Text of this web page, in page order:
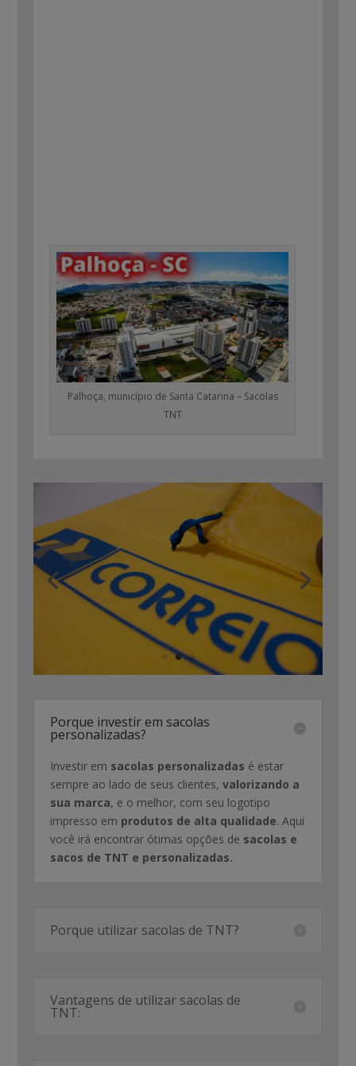
Palhoça, município de Santa Catarina – Sacolas
TNT
Porque investir em sacolas
personalizadas?
Investir em sacolas personalizadas é estar
sempre ao lado de seus clientes,valorizando a
sua marca, e o melhor, com seu logotipo
impresso em produtos de alta qualidade. Aqui
você irá encontrar ótimas opções de sacolas e
sacos de TNT e personalizadas.
Porque utilizar sacolas de TNT?
Vantagens de utilizar sacolas de
TNT: